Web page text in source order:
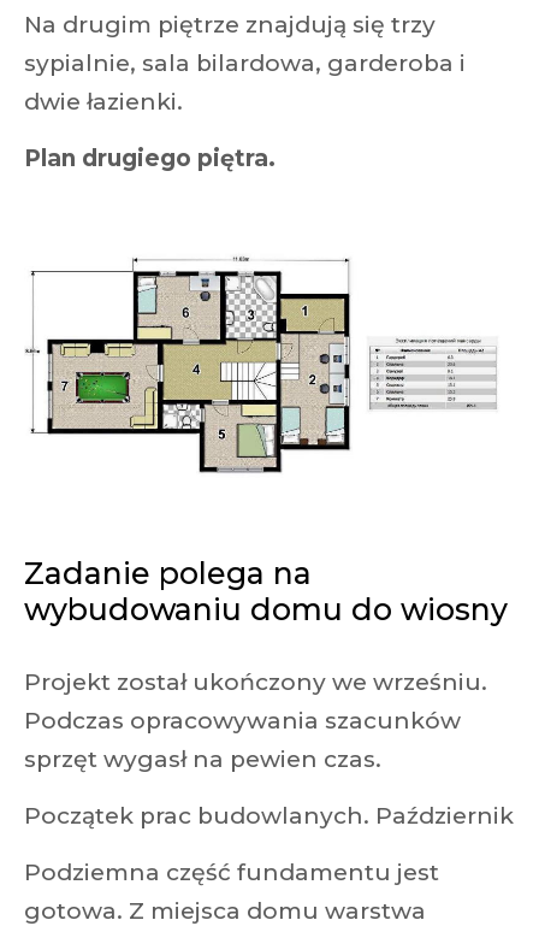
Na drugim piętrze znajdują się trzy
sypialnie, sala bilardowa, garderoba i
dwie łazienki.
Plan drugiego piętra.
Zadanie polega na
wybudowaniu domu do wiosny
Projekt został ukończony we wrześniu.
Podczas opracowywania szacunków
sprzęt wygasł na pewien czas.
Początek prac budowlanych. Październik
Podziemna część fundamentu jest
gotowa. Z miejsca domu warstwa